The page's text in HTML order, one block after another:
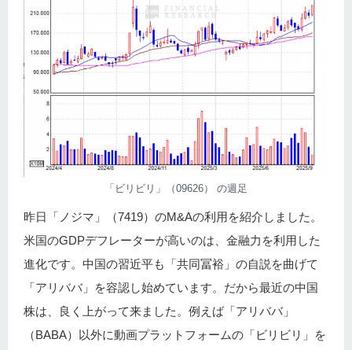
「ビリビリ」（09626） の週足
昨日「ノジマ」（7419）のM&Aの利用を紹介しました。
米国のGDPデフレーターが高いのは、金融力を利用した
進化です。中国の習近平も「共同冨裕」の自説を曲げて
「アリババ」を容認し始めています。だから最近の中国
株は、良く上がって来ました。例えば「アリババ」
（BABA）以外に動画プラットフォームの「ビリビリ」を